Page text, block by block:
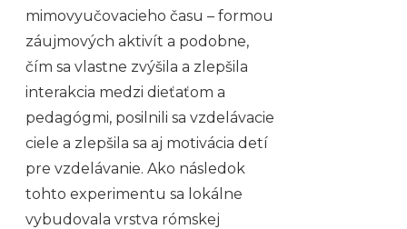
mimovyučovacieho času – formou
záujmových aktivít a podobne,
čím sa vlastne zvýšila a zlepšila
interakcia medzi dieťaťom a
pedagógmi, posilnili sa vzdelávacie
ciele a zlepšila sa aj motivácia detí
pre vzdelávanie. Ako následok
tohto experimentu sa lokálne
vybudovala vrstva rómskej